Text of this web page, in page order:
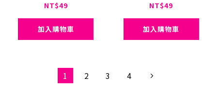
NT$49
加入購物車
NT$49
加入購物車
1 2 3 4